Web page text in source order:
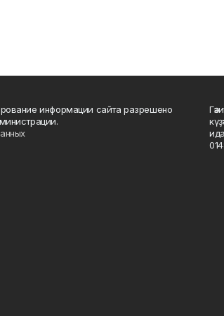
информации сайта разрешено